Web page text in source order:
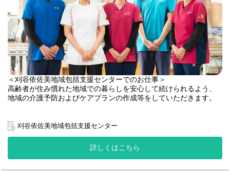
＜刈谷依佐美地域包括支援センターでのお仕事＞
高齢者が住み慣れた地域での暮らしを安心して続けられるよう、
地域の介護予防およびケアプランの作成等をしていただきます。
・地域の高齢者のケアプランの作成(事業対象者や要支援1、2の方
が対象)
・介護予防ケアマネジメント
刈谷依佐美地域包括支援センター
詳しくはこちら